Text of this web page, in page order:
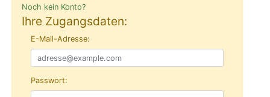
Noch kein Konto?
Ihre Zugangsdaten:
E-Mail-Adresse:
Passwort: